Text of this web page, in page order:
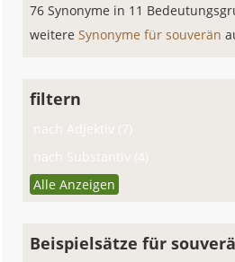
76 Synonyme in 11
weitereSynonyme für souverän
filtern
nach Adjektiv (7)
nach Substantiv (4)
Alle Anzeigen
Beispielsätze für